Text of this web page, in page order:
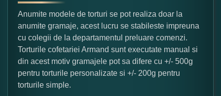
Anumite modele de torturi se pot realiza doar la
anumite gramaje, acest lucru se stabileste impreuna
cu colegii de la departamentul preluare comenzi.
Torturile cofetariei Armand sunt executate manual si
din acest motiv gramajele pot sa difere cu +/- 500g
pentru torturile personalizate si +/- 200g pentru
torturile simple.